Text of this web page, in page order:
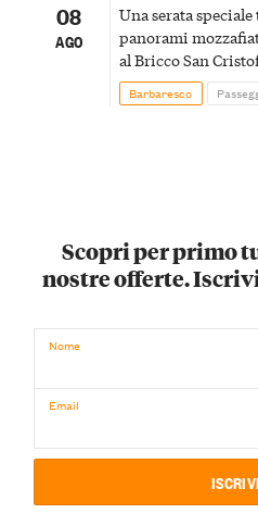
08
AGO
Una serata
panorami
al Bricco San
Barbaresco
Scopri per primo
nostre offerte.
Nome
Email